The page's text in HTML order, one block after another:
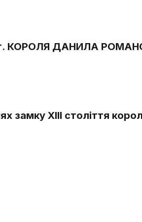
ст. КОРОЛЯ ДАНИЛА
замку XIII століття